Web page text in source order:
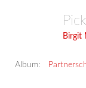
Birgit
Album: